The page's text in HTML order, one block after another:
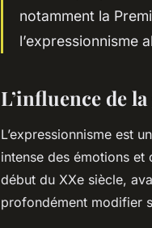
notamment la
l’expressionnisme
L’influence de
L’expressionnisme est
intense des émotions et
début du XXe siècle,
profondément modifier